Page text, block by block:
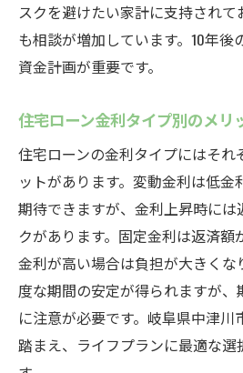
スクを避けたい家計に支持されて
も相談が増加しています。10年後
資金計画が重要です。
住宅ローン金利タイプ別のメリ
住宅ローンの金利タイプにはそれ
ットがあります。変動金利は低
期待できますが、金利上昇時に
クがあります。固定金利は返済額
金利が高い場合は負担が大きくな
度な期間の安定が得られますが
に注意が必要です。岐阜県中津川
踏まえ、ライフプランに最適な